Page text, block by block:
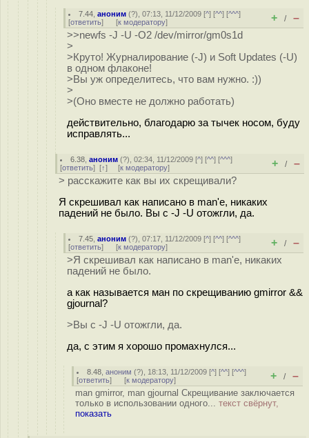
7.44 ,аноним (?), 07:13, 11/12/2009 [^] [^^] [^^^]
[ответить] [к модератору] + / –
>>newfs -J -U -O2 /dev/mirror/gm0s1d
>
>Круто! Журналирование (-J) и Soft Updates (-U)
в одном флаконе!
>Вы уж определитесь, что вам нужно. :))
>
>(Оно вместе не должно работать)
действительно, благодарю за тычек носом, буду
исправлять...
6.38 ,аноним (?), 02:34, 11/12/2009 [^] [^^] [^^^]
[ответить] [↑] [к модератору] + / –
> расскажите как вы их скрещивали?
Я скрешивал как написано в man'е, никаких
падений не было. Вы с -J -U отожгли, да.
7.45 ,аноним (?), 07:17, 11/12/2009 [^] [^^] [^^^]
[ответить] [к модератору] + / –
>Я скрешивал как написано в man'е, никаких
падений не было.
а как называется ман по скрещиванию gmirror &&
gjournal?
>Вы с -J -U отожгли, да.
да, с этим я хорошо промахнулся...
8.48 ,аноним (?), 18:13, 11/12/2009 [^] [^^] [^^^]
[ответить] [к модератору] + / –
man gmirror, man gjournal Скрещивание заключается
только в использовании одного... текст свёрнут,
показать